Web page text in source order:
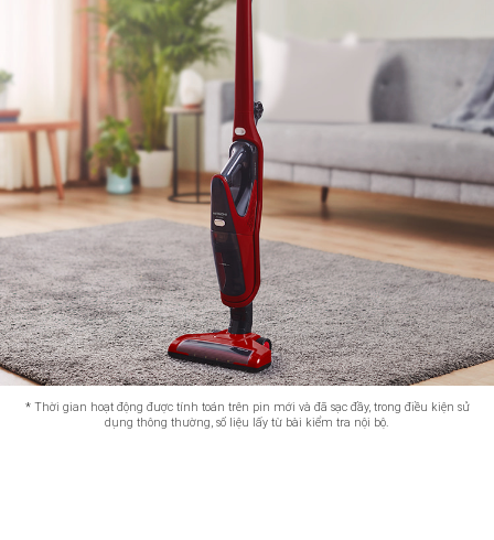
*Thời gian hoạt động được tính toán trên pin mới và đã sạc đầy, trong điều kiện sử
dụng thông thường, số liệu lấy từ bài kiểm tra nội bộ.